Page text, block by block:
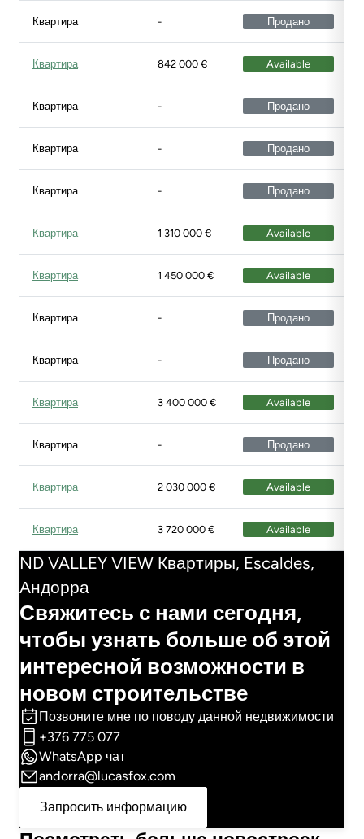
Квартира - Продано
Квартира 842 000 € Available
Квартира - Продано
Квартира - Продано
Квартира - Продано
Квартира 1 310 000 € Available
Квартира 1 450 000 € Available
Квартира - Продано
Квартира - Продано
Квартира 3 400 000 € Available
Квартира - Продано
Квартира 2 030 000 € Available
Квартира 3 720 000 € Available
ND VALLEY VIEW Квартиры, Escaldes,
Андорра
Свяжитесь с нами сегодня,
чтобы узнать больше об этой
интересной возможности в
новом строительстве
Позвоните мне по поводу данной недвижимости
+376 775 077
WhatsApp чат
andorra@lucasfox.com
Запросить информацию